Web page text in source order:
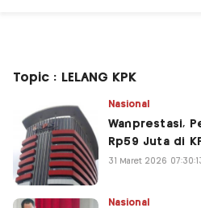
Topic : LELANG KPK
Nasional
Wanprestasi,
Rp59 Juta di
31 Maret 2026
Nasional